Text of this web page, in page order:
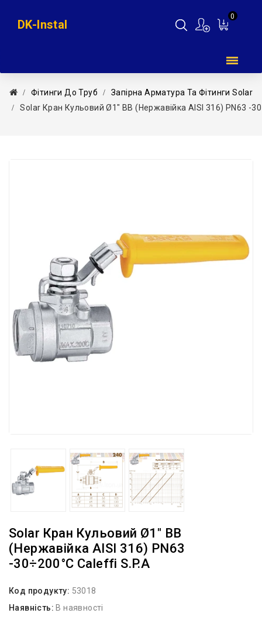
0
DK-Instal
Фітинги До Труб
Запірна Арматура Та Фітинги Solar
Solar Кран Кульовий Ø1″ ВВ (нержавійка AISI 316) PN63 -
Solar Кран Кульовий Ø1″ ВВ
(нержавійка AISI 316) PN63
-30÷200°C Caleffi S.p.a
Код продукту: 53018
Наявність: В наявності